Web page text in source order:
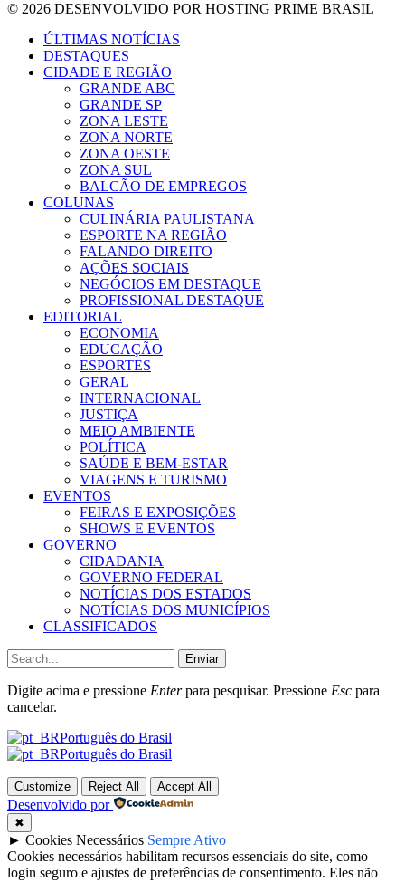
© 2026 DESENVOLVIDO POR HOSTING PRIME BRASIL
ÚLTIMAS NOTÍCIAS
DESTAQUES
CIDADE E REGIÃO
GRANDE ABC
GRANDE SP
ZONA LESTE
ZONA NORTE
ZONA OESTE
ZONA SUL
BALCÃO DE EMPREGOS
COLUNAS
CULINÁRIA PAULISTANA
ESPORTE NA REGIÃO
FALANDO DIREITO
AÇÕES SOCIAIS
NEGÓCIOS EM DESTAQUE
PROFISSIONAL DESTAQUE
EDITORIAL
ECONOMIA
EDUCAÇÃO
ESPORTES
GERAL
INTERNACIONAL
JUSTIÇA
MEIO AMBIENTE
POLÍTICA
SAÚDE E BEM-ESTAR
VIAGENS E TURISMO
EVENTOS
FEIRAS E EXPOSIÇÕES
SHOWS E EVENTOS
GOVERNO
CIDADANIA
GOVERNO FEDERAL
NOTÍCIAS DOS ESTADOS
NOTÍCIAS DOS MUNICÍPIOS
CLASSIFICADOS
Enviar
Digite acima e pressione Enterpara pesquisar. Pressione Esc para
cancelar.
Português do Brasil
Português do Brasil
Customize Reject All Accept All
Desenvolvido por
✖
► Cookies Necessários Sempre Ativo
Cookies necessários habilitam recursos essenciais do site, como
login seguro e ajustes de preferências de consentimento. Eles não